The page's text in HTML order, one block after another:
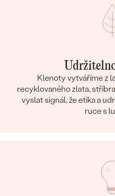
Klenoty vytváříme z
recyklovaného zlata,
vyslat signál, že etika a
ruce s